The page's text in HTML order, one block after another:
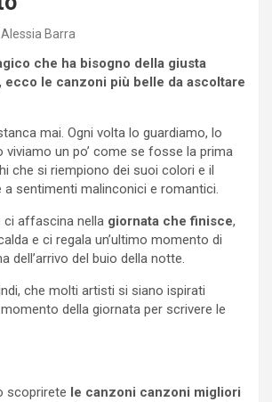
Alessia Barra
che ha bisogno della giusta
ecco le canzoni più belle da ascoltare
mai. Ogni volta lo guardiamo, lo
un po’ come se fosse la prima
che si riempiono dei suoi colori e il
a sentimenti malinconici e romantici.
ci affascina nella giornata che finisce,
e ci regala un’ultimo momento di
dell’arrivo del buio della notte.
che molti artisti si siano ispirati
della giornata per scrivere le
scoprirete le canzoni canzoni migliori